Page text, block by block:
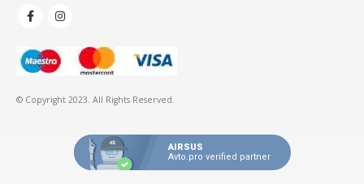
© Copyright 2023. All Rights Reserved.
AIRSUS
Avto.pro verified partner